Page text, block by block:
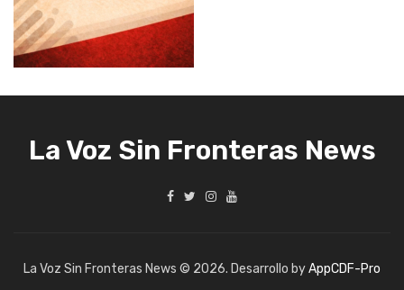
La Voz Sin Fronteras News
La Voz Sin Fronteras News © 2026. Desarrollo byAppCDF-Pro